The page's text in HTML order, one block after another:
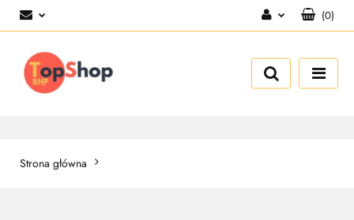
Zarejestruj się
(0)
Strona główna